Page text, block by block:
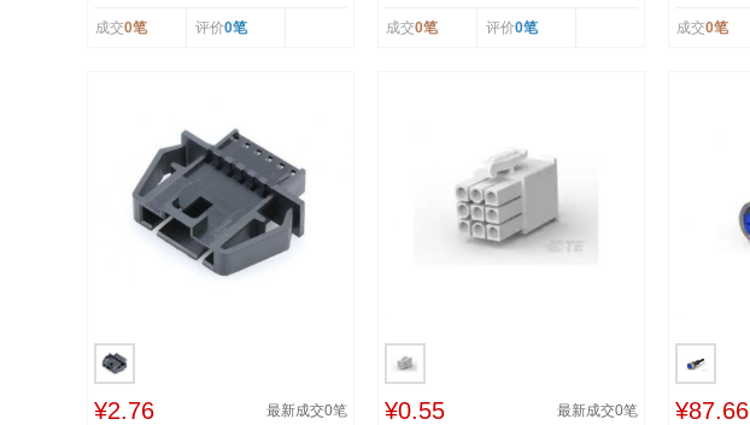
成交0笔 评价0笔 成交0笔 评价0笔 成交0笔
¥2.76 最新成交0笔 ¥0.55 最新成交0笔 ¥87.66